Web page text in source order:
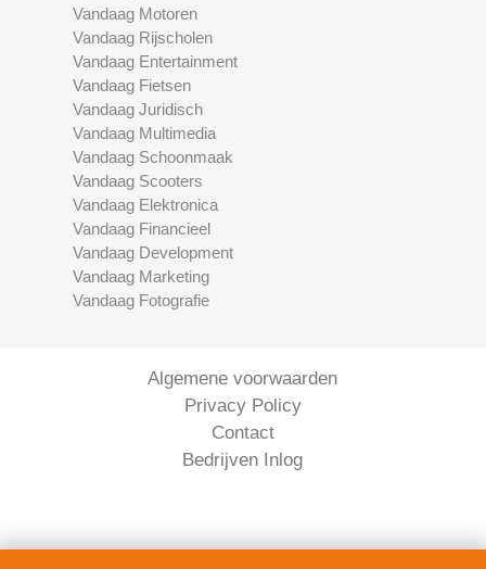
Vandaag Motoren
Vandaag Rijscholen
Vandaag Entertainment
Vandaag Fietsen
Vandaag Juridisch
Vandaag Multimedia
Vandaag Schoonmaak
Vandaag Scooters
Vandaag Elektronica
Vandaag Financieel
Vandaag Development
Vandaag Marketing
Vandaag Fotografie
Algemene voorwaarden
Privacy Policy
Contact
Bedrijven Inlog